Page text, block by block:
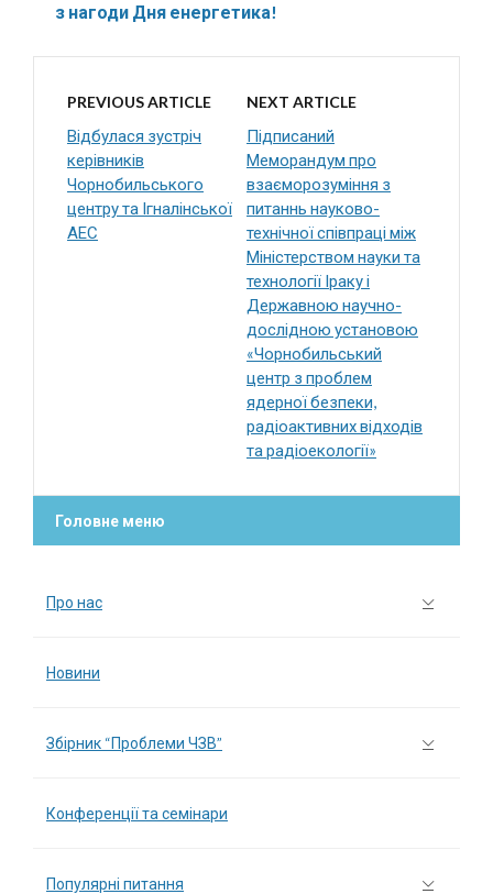
з нагоди Дня енергетика!
PREVIOUS ARTICLE
Відбулася зустріч
керівників
Чорнобильського
центру та Ігналінської
АЕС
NEXT ARTICLE
Підписаний
Меморандум про
взаєморозуміння з
питаннь науково-
технічної співпраці між
Міністерством науки та
технології Іраку і
Державною научно-
дослідною установою
«Чорнобильський
центр з проблем
ядерної безпеки,
радіоактивних відходів
та радіоекології»
Головне меню
Про нас
Новини
Збірник “Проблеми ЧЗВ”
Конференції та семінари
Популярні питання